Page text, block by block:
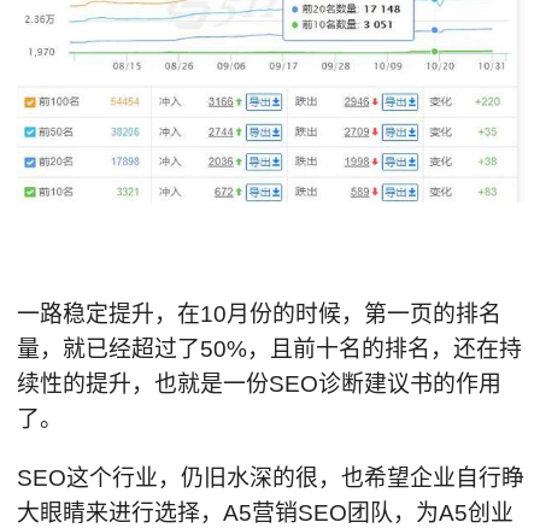
一路稳定提升，在10月份的时候，第一页的排名
量，就已经超过了50%，且前十名的排名，还在持
续性的提升，也就是一份SEO诊断建议书的作用
了。
SEO这个行业，仍旧水深的很，也希望企业自行睁
大眼睛来进行选择，A5营销SEO团队，为A5创业